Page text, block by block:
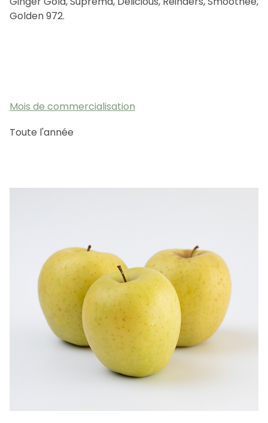
FR CA ES EN
Golden 972.
Mois de commercialisation
Toute l'année